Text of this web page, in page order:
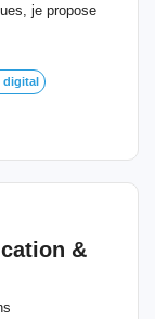
je propose
digital
&